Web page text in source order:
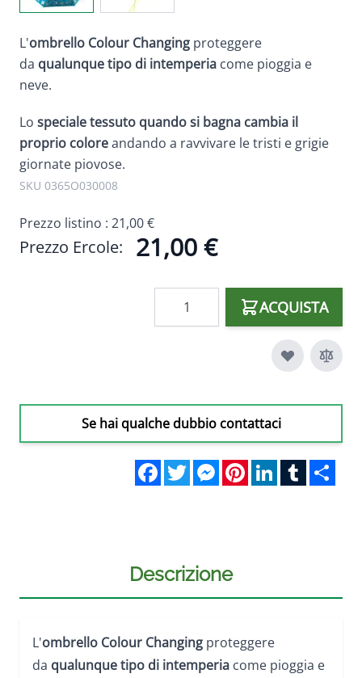
L'ombrello Colour Changing proteggere
da qualunque tipo di intemperia come pioggia e
neve.
Lo speciale tessuto quando si bagna cambia il
proprio coloreandando a ravvivare le tristi e grigie
giornate piovose.
SKU 0365O030008
Prezzo listino : 21,00 €
Prezzo Ercole: 21,00 €
ACQUISTA
Se hai qualche dubbio contattaci
FacebookTwitterMessengerPinterestLinkedInTumblr
Descrizione
L'ombrello Colour Changing proteggere
da qualunque tipo di intemperia come pioggia e